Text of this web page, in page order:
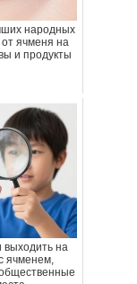
народных
ячменя на
и продукты
выходить на
ячменем,